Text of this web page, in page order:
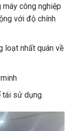
công nghiệp
với độ chính
loạt nhất quán về
sử dụng.